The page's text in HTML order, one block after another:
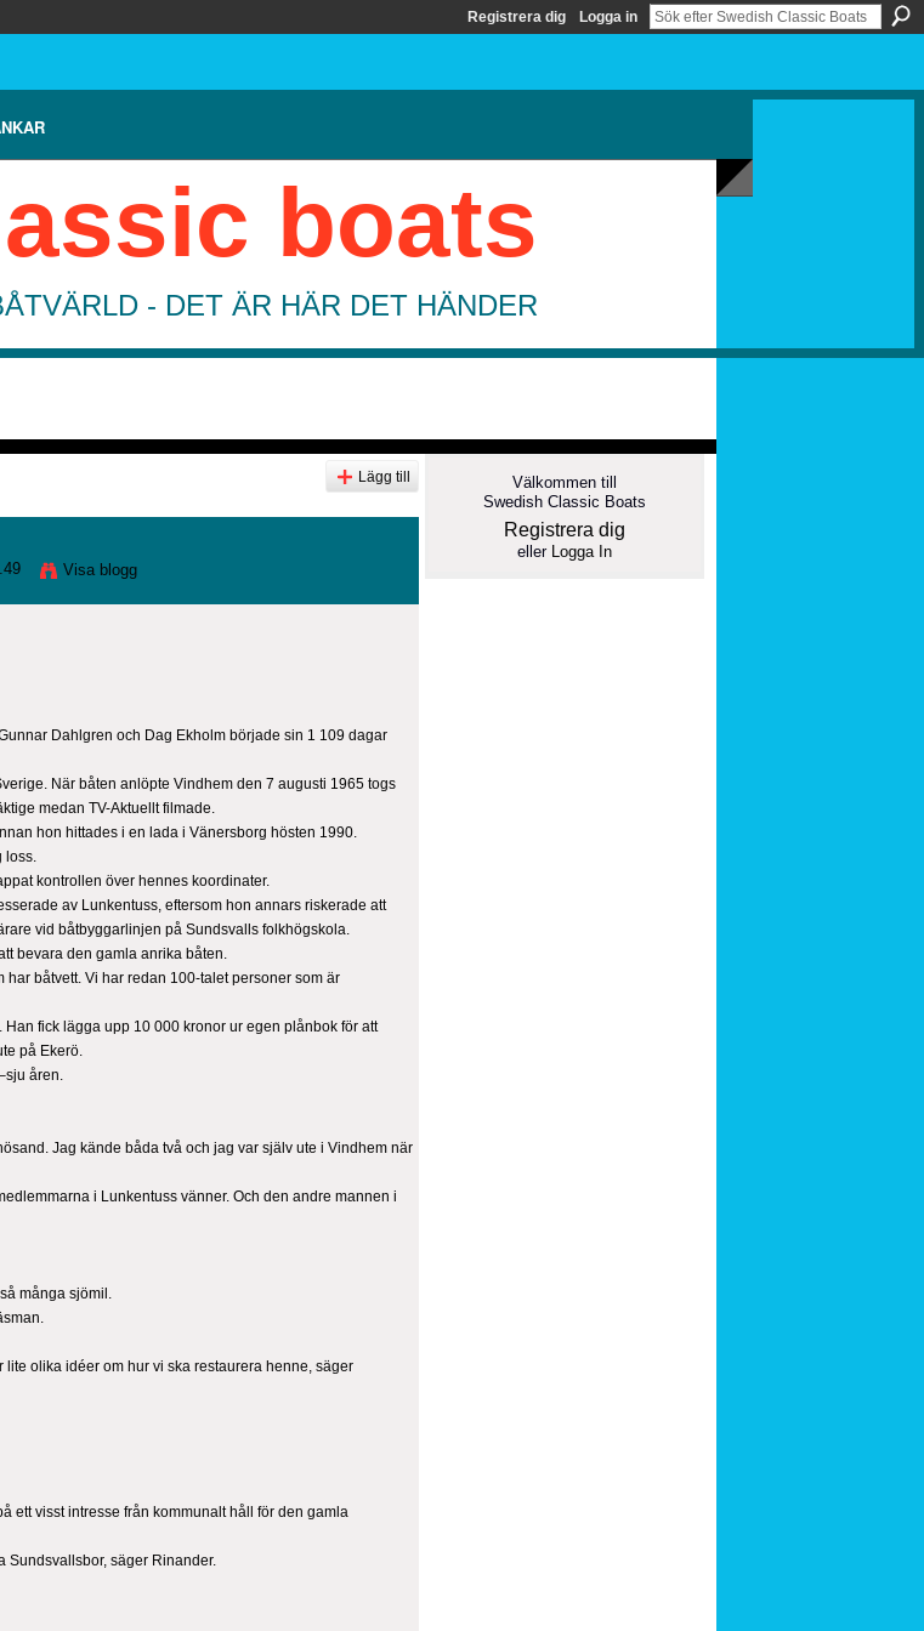
Registrera dig Logga in
boats
- DET ÄR HÄR DET HÄNDER
Lägg till
Visa blogg
Dahlgren och Dag Ekholm började sin 1 109 dagar
När båten anlöpte Vindhem den 7 augusti 1965 togs
medan TV-Aktuellt filmade.
hon hittades i en lada i Vänersborg hösten 1990.
loss.
kontrollen över hennes koordinater.
av Lunkentuss, eftersom hon annars riskerade att
vid båtbyggarlinjen på Sundsvalls folkhögskola.
bevara den gamla anrika båten.
båtvett. Vi har redan 100-talet personer som är
fick lägga upp 10 000 kronor ur egen plånbok för att
på Ekerö.
åren.
Jag kände båda två och jag var själv ute i Vindhem när
i Lunkentuss vänner. Och den andre mannen i
många sjömil.
lite olika idéer om hur vi ska restaurera henne, säger
ett visst intresse från kommunalt håll för den gamla
Sundsvallsbor, säger Rinander.
Välkommen till
Swedish Classic Boats
Registrera dig
eller Logga In